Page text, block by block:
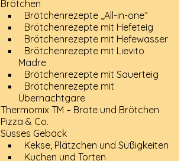
Brötchen
Brötchenrezepte „All-in-one“
Brötchenrezepte mit Hefeteig
Brötchenrezepte mit Hefewasser
Brötchenrezepte mit Lievito
Madre
Brötchenrezepte mit Sauerteig
Brötchenrezepte mit
Übernachtgare
Thermomix TM – Brote und Brötchen
Pizza & Co.
Süsses Gebäck
Kekse, Plätzchen und Süßigkeiten
Kuchen und Torten